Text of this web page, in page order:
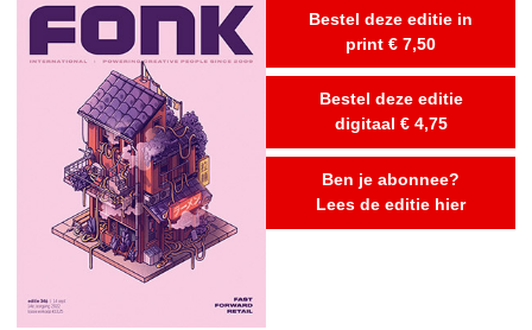
Bestel deze editie in
print € 7,50
Bestel deze editie
digitaal € 4,75
Ben je abonnee?
Lees de editie hier